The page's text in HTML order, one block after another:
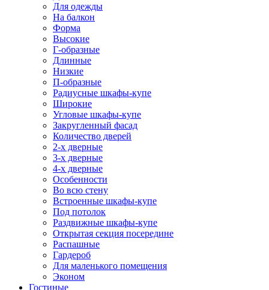
Для одежды
На балкон
Форма
Высокие
Г-образные
Длинные
Низкие
П-образные
Радиусные шкафы-купе
Широкие
Угловые шкафы-купе
Закругленный фасад
Количество дверей
2-х дверные
3-х дверные
4-х дверные
Особенности
Во всю стену
Встроенные шкафы-купе
Под потолок
Раздвижные шкафы-купе
Открытая секция посередине
Распашные
Гардероб
Для маленького помещения
Эконом
Гостиные